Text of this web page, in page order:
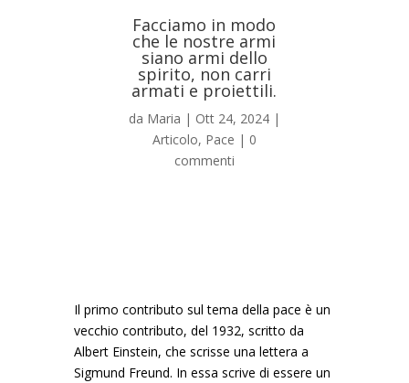
Facciamo in modo
che le nostre armi
siano armi dello
spirito, non carri
armati e proiettili.
da Maria | Ott 24, 2024|
Articolo, Pace | 0
commenti
Il primo contributo sul tema della pace è un
vecchio contributo, del 1932, scritto da
Albert Einstein, che scrisse una lettera a
Sigmund Freund. In essa scrive di essere un